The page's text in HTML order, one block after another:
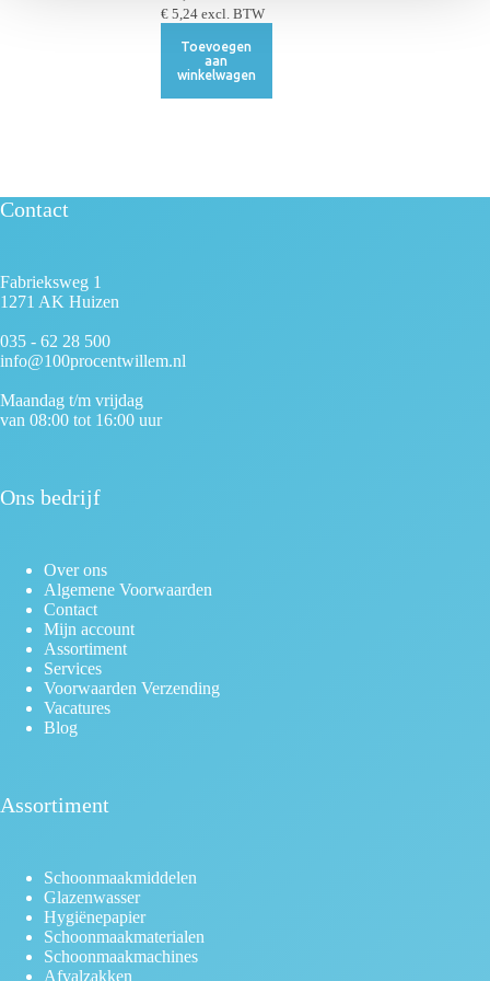
€5,24excl. BTW
Toevoegen
aan
winkelwagen
Contact
Fabrieksweg 1
1271 AK Huizen
035 - 62 28 500
info@100procentwillem.nl
Maandag t/m vrijdag
van 08:00 tot 16:00 uur
Ons bedrijf
Over ons
Algemene Voorwaarden
Contact
Mijn account
Assortiment
Services
Voorwaarden Verzending
Vacatures
Blog
Assortiment
Schoonmaakmiddelen
Glazenwasser
Hygiënepapier
Schoonmaakmaterialen
Schoonmaakmachines
Afvalzakken